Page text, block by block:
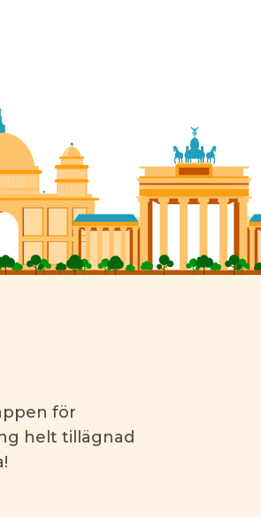
för
helt tillägnad